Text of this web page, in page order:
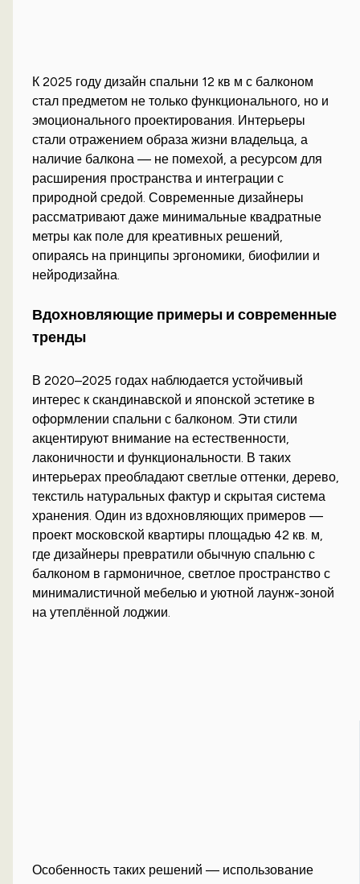
К 2025 году дизайн спальни 12 кв м с балконом
стал предметом не только функционального, но и
эмоционального проектирования. Интерьеры
стали отражением образа жизни владельца, а
наличие балкона — не помехой, а ресурсом для
расширения пространства и интеграции с
природной средой. Современные дизайнеры
рассматривают даже минимальные квадратные
метры как поле для креативных решений,
опираясь на принципы эргономики, биофилии и
нейродизайна.
Вдохновляющие примеры и современные
тренды
В 2020–2025 годах наблюдается устойчивый
интерес к скандинавской и японской эстетике в
оформлении спальни с балконом. Эти стили
акцентируют внимание на естественности,
лаконичности и функциональности. В таких
интерьерах преобладают светлые оттенки, дерево,
текстиль натуральных фактур и скрытая система
хранения. Один из вдохновляющих примеров —
проект московской квартиры площадью 42 кв. м,
где дизайнеры превратили обычную спальню с
балконом в гармоничное, светлое пространство с
минималистичной мебелью и уютной лаунж-зоной
на утеплённой лоджии.
Особенность таких решений — использование